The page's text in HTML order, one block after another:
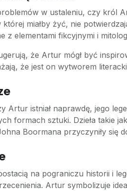
w ustaleniu, czy król
miałby żyć, nie
z elementami fikcyjnymi i
że Artur mógł być
że jest on wytworem
Artur istniał naprawdę, jego
formach sztuki. Dzieła takie
Boormana przyczyniły się
na pograniczu historii i
Artur symbolizuje